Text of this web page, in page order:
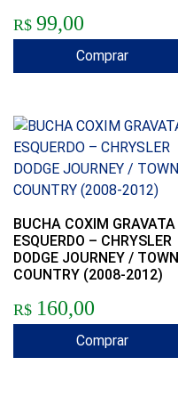
R$ 99,00
Comprar
BUCHA COXIM GRAVATA
ESQUERDO – CHRYSLER
DODGE JOURNEY / TOWN
COUNTRY (2008-2012)
R$ 160,00
Comprar